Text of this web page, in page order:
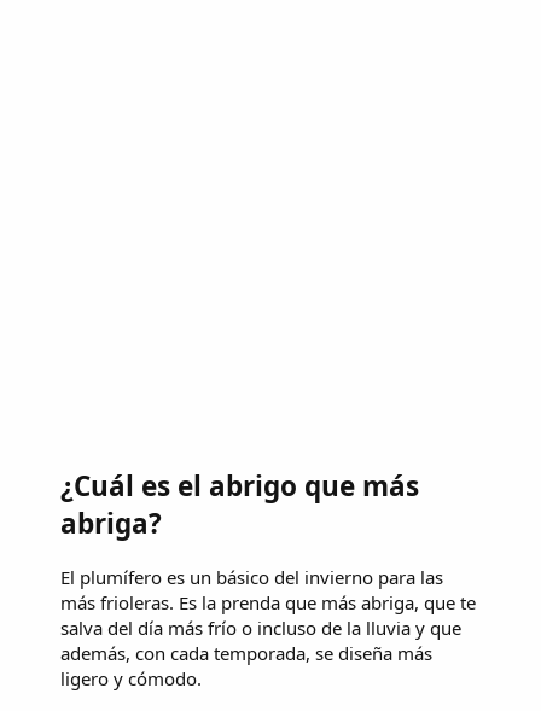
¿Cuál es el abrigo que más
abriga?
El plumífero es un básico del invierno para las
más frioleras. Es la prenda que más abriga, que te
salva del día más frío o incluso de la lluvia y que
además, con cada temporada, se diseña más
ligero y cómodo.